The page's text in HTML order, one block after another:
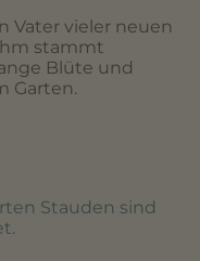
Vater vieler neuen
stammt
Blüte und
Garten.
Stauden sind